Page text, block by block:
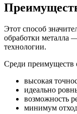
Этот способ
обработки металла
технологии.
Среди преимуществ
высокая
идеально
возможность
минимум